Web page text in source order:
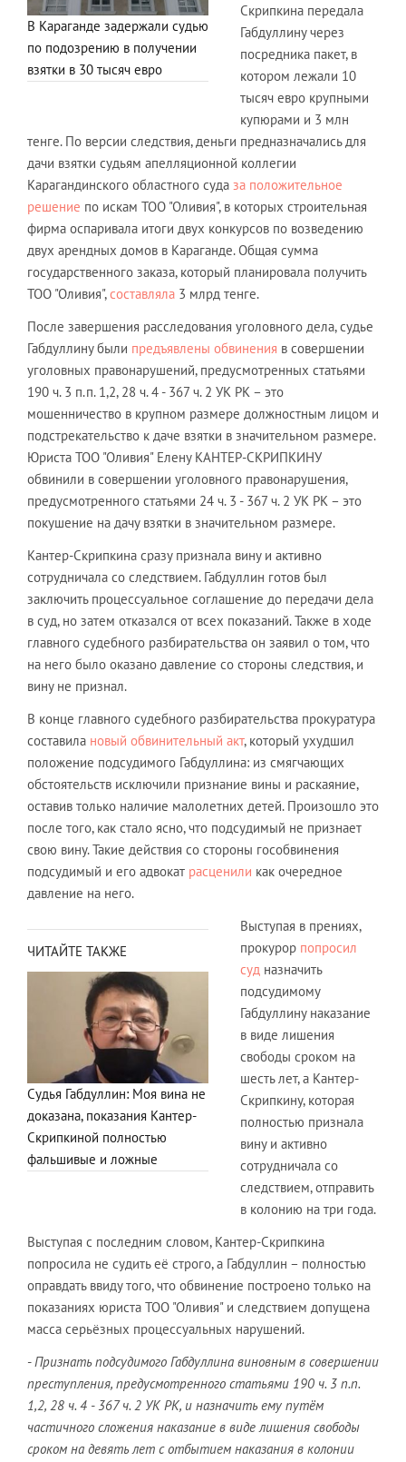
В Караганде задержали судью
по подозрению в получении
взятки в 30 тысяч евро
Скрипкина передала
Габдуллину через
посредника пакет, в
котором лежали 10
тысяч евро крупными
купюрами и 3 млн
тенге. По версии следствия, деньги предназначались для
дачи взятки судьям апелляционной коллегии
Карагандинского областного суда за положительное
решение по искам ТОО "Оливия", в которых строительная
фирма оспаривала итоги двух конкурсов по возведению
двух арендных домов в Караганде. Общая сумма
государственного заказа, который планировала получить
ТОО "Оливия",составляла 3 млрд тенге.
После завершения расследования уголовного дела, судье
Габдуллину были предъявлены обвинения в совершении
уголовных правонарушений, предусмотренных статьями
190 ч. 3 п.п. 1,2, 28 ч. 4 - 367 ч. 2 УК РК – это
мошенничество в крупном размере должностным лицом и
подстрекательство к даче взятки в значительном размере.
Юриста ТОО "Оливия" Елену КАНТЕР-СКРИПКИНУ
обвинили в совершении уголовного правонарушения,
предусмотренного статьями 24 ч. 3 - 367 ч. 2 УК РК – это
покушение на дачу взятки в значительном размере.
Кантер-Скрипкина сразу признала вину и активно
сотрудничала со следствием. Габдуллин готов был
заключить процессуальное соглашение до передачи дела
в суд, но затем отказался от всех показаний. Также в ходе
главного судебного разбирательства он заявил о том, что
на него было оказано давление со стороны следствия, и
вину не признал.
В конце главного судебного разбирательства прокуратура
составила новый обвинительный акт, который ухудшил
положение подсудимого Габдуллина: из смягчающих
обстоятельств исключили признание вины и раскаяние,
оставив только наличие малолетних детей. Произошло это
после того, как стало ясно, что подсудимый не признает
свою вину. Такие действия со стороны гособвинения
подсудимый и его адвокат расценили как очередное
давление на него.
ЧИТАЙТЕ ТАКЖЕ
Судья Габдуллин: Моя вина не
доказана, показания Кантер-
Скрипкиной полностью
фальшивые и ложные
Выступая в прениях,
прокурор попросил
суд назначить
подсудимому
Габдуллину наказание
в виде лишения
свободы сроком на
шесть лет, а Кантер-
Скрипкину, которая
полностью признала
вину и активно
сотрудничала со
следствием, отправить
в колонию на три года.
Выступая с последним словом, Кантер-Скрипкина
попросила не судить её строго, а Габдуллин – полностью
оправдать ввиду того, что обвинение построено только на
показаниях юриста ТОО "Оливия" и следствием допущена
масса серьёзных процессуальных нарушений.
- Признать подсудимого Габдуллина виновным в совершении
преступления, предусмотренного статьями 190 ч. 3 п.п.
1,2, 28 ч. 4 - 367 ч. 2 УК РК, и назначить ему путём
частичного сложения наказание в виде лишения свободы
сроком на девять лет с отбытием наказания в колонии